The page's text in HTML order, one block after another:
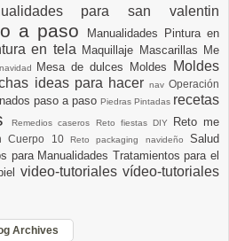
para san valentin
a paso
Manualidades Pintura en
en tela Maquillaje Mascarillas Me
Mesa de dulces Moldes
Moldes
ideas para hacer nav Operación
paso a paso Piedras Pintadas recetas
Remedios caseros Reto fiestas DIY
Reto me
Cuerpo 10Reto packaging navideñoSalud
para Manualidades Tratamientos para el
video-tutoriales vídeo-tutoriales
Archives